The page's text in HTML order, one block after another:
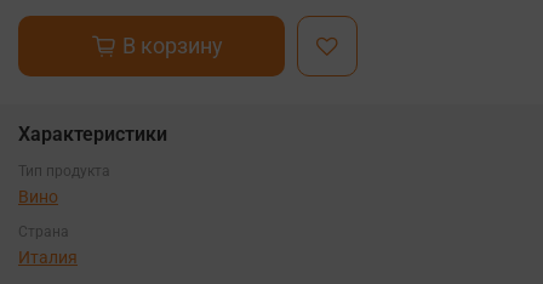
В корзину
Характеристики
Тип продукта
Вино
Страна
Италия